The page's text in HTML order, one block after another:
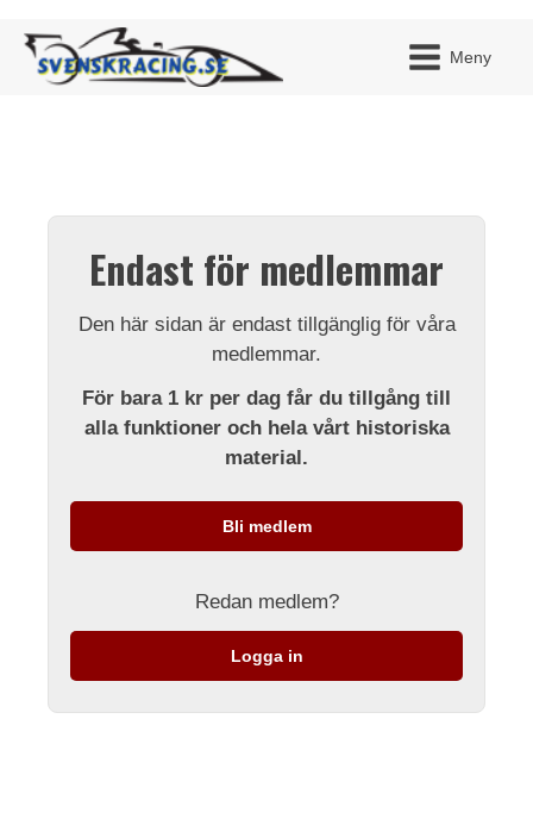
Meny
Endast för medlemmar
Den här sidan är endast tillgänglig för våra
medlemmar.
För bara 1 kr per dag får du tillgång till
alla funktioner och hela vårt historiska
material.
Bli medlem
Redan medlem?
Logga in